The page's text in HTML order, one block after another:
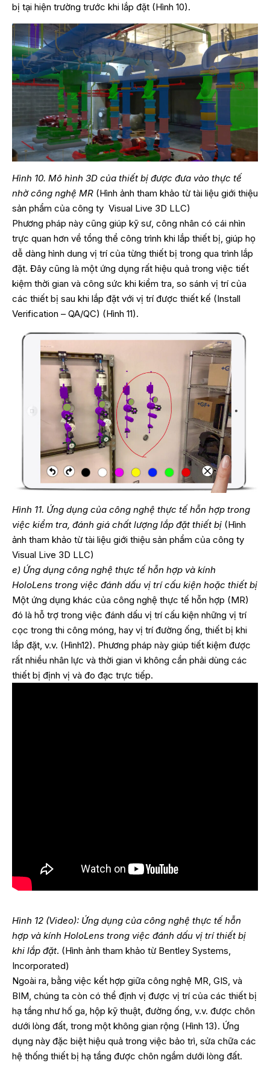
bị tại hiện trường trước khi lắp đặt (Hình 10).
Hình 10. Mô hình 3D của thiết bị được đưa vào thực tế
nhờ công nghệ MR (Hình ảnh tham khảo từ tài liệu giới thiệu
sản phẩm của công ty Visual Live 3D LLC)
Phương pháp này cũng giúp kỹ sư, công nhân có cái nhìn
trực quan hơn về tổng thể công trình khi lắp thiết bị, giúp họ
dễ dàng hình dung vị trí của từng thiết bị trong qua trình lắp
đặt. Đây cũng là một ứng dụng rất hiệu quả trong việc tiết
kiệm thời gian và công sức khi kiểm tra, so sánh vị trí của
các thiết bị sau khi lắp đặt với vị trí được thiết kế (Install
Verification – QA/QC) (Hình 11).
Hình 11. Ứng dụng của công nghệ thực tế hỗn hợp trong
việc kiểm tra, đánh giá chất lượng lắp đặt thiết bị (Hình
ảnh tham khảo từ tài liệu giới thiệu sản phẩm của công ty
Visual Live 3D LLC)
e) Ứng dụng công nghệ thực tế hỗn hợp và kính
HoloLens trong việc đánh dấu vị trí cấu kiện hoặc thiết bị
Một ứng dụng khác của công nghệ thực tế hỗn hợp (MR)
đó là hỗ trợ trong việc đánh dấu vị trí cấu kiện những vị trí
cọc trong thi công móng, hay vị trí đường ống, thiết bị khi
lắp đặt, v.v. (Hình12). Phương pháp này giúp tiết kiệm được
rất nhiều nhân lực và thời gian vì không cần phải dùng các
thiết bị định vị và đo đạc trực tiếp.
Hình 12 (Video): Ứng dụng của công nghệ thực tế hỗn
hợp và kính HoloLens trong việc đánh dấu vị trí thiết bị
khi lắp đặt. (Hình ảnh tham khảo từ Bentley Systems,
Incorporated)
Ngoài ra, bằng việc kết hợp giữa công nghệ MR, GIS, và
BIM, chúng ta còn có thể định vị được vị trí của các thiết bị
hạ tầng như hố ga, hộp kỹ thuật, đường ống, v.v. được chôn
dưới lòng đất, trong một không gian rộng (Hình 13). Ứng
dụng này đặc biệt hiệu quả trong việc bảo trì, sửa chữa các
hệ thống thiết bị hạ tầng được chôn ngầm dưới lòng đất.